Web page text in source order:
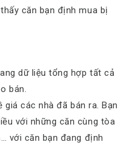
căn bạn định mua bị
dữ liệu tổng hợp tất cả
bán.
giá các nhà đã bán ra. Bạn
với những căn cùng tòa
với căn bạn đang định